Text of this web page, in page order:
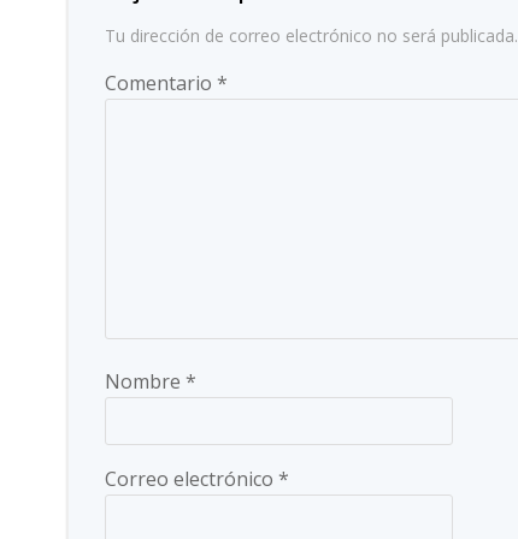
Tu dirección de correo electrónico no será publicada.
Comentario *
Nombre *
Correo electrónico *